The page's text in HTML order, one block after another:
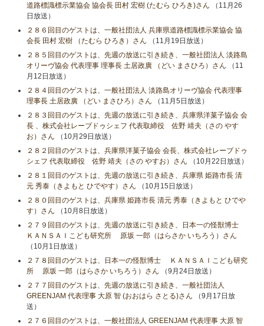
道路標識標示業協会 協会長 田村 宏樹 (たむら ひろき)さん （11月26
日放送）
２８６回目のゲストは、一般社団法人 兵庫県道路標識標示業協会 協
会長 田村 宏樹 （たむら ひろき）さん （11月19日放送）
２８５回目のゲストは、先週の放送に引き続き、一般社団法人 淡路島
オリーヴ協会 代表理事 理事長 土居政廣 （どい まさひろ）さん （11
月12日放送）
２８４回目のゲストは、一般社団法人 淡路島オリーヴ協会 代表理事
理事長 土居政廣 （どい まさひろ）さん （11月5日放送）
２８３回目のゲストは、先週の放送に引き続き、兵庫県洋菓子協会 会
長 、株式会社レーブドゥシェフ 代表取締役 佐野 靖夫（さの やす
お）さん （10月29日放送）
２８２回目のゲストは、兵庫県洋菓子協会 会長、株式会社レーブドゥ
シェフ 代表取締役 佐野 靖夫（さの やすお）さん （10月22日放送）
２８１回目のゲストは、先週の放送に引き続き、兵庫県 姫路市長 清
元 秀泰（きよもと ひでやす）さん （10月15日放送）
２８０回目のゲストは、兵庫県 姫路市長 清元 秀泰（きよもと ひでや
す）さん （10月8日放送）
２７９回目のゲストは、先週の放送に引き続き、日本一の怪獣博士
ＫＡＮＳＡＩこども研究所 原坂 一郎（はらさか いちろう）さん
（10月1日放送）
２７８回目のゲストは、日本一の怪獣博士 ＫＡＮＳＡＩこども研究
所 原坂 一郎（はらさか いちろう）さん （9月24日放送）
２７７回目のゲストは、先週の放送に引き続き、一般社団法人
GREENJAM 代表理事 大原 智 (おおはら さとる)さん （9月17日放
送）
２７６回目のゲストは、一般社団法人 GREENJAM 代表理事 大原 智